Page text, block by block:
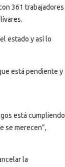
361 trabajadores
estado y así lo
está pendiente y
está cumpliendo
se merecen”,
la